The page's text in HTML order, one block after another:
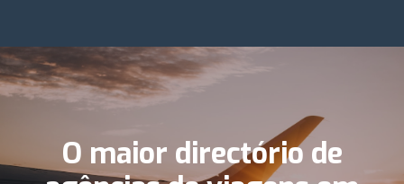
O maior directório de